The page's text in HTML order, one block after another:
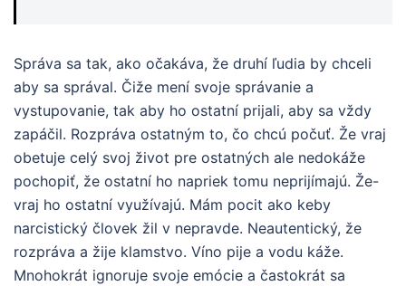
Správa sa tak, ako očakáva, že druhí ľudia by chceli
aby sa správal. Čiže mení svoje správanie a
vystupovanie, tak aby ho ostatní prijali, aby sa vždy
zapáčil. Rozpráva ostatným to, čo chcú počuť. Že vraj
obetuje celý svoj život pre ostatných ale nedokáže
pochopiť, že ostatní ho napriek tomu neprijímajú. Že-
vraj ho ostatní využívajú. Mám pocit ako keby
narcistický človek žil v nepravde. Neautentický, že
rozpráva a žije klamstvo. Víno pije a vodu káže.
Mnohokrát ignoruje svoje emócie a častokrát sa